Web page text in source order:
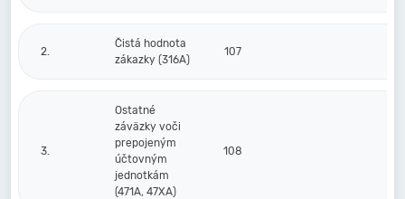
2.
Čistá hodnota
zákazky (316A)
107
3.
Ostatné
záväzky voči
prepojeným
účtovným
jednotkám
(471A, 47XA)
108